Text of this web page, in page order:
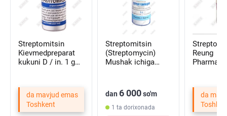
Streptomitsin
Kievmedpreparat
kukuni D / in. 1 g
da mavjud emas
Toshkent
Streptomitsin
(Streptomycin)
Mushak ichiga
sintez kukuni, 1 g
(flakon)
dan 6 000so'm
1 ta dorixonada
Reung
da